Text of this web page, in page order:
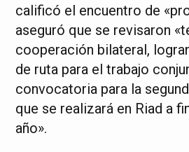
calificó el encuentro de
aseguró que se revisaron
cooperación bilateral,
de ruta para el trabajo
convocatoria para la
que se realizará en Riad a
año».